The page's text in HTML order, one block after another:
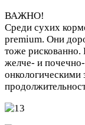
ВАЖНО!
Среди сухих
premium. Они
тоже
желче- и
онкологическими